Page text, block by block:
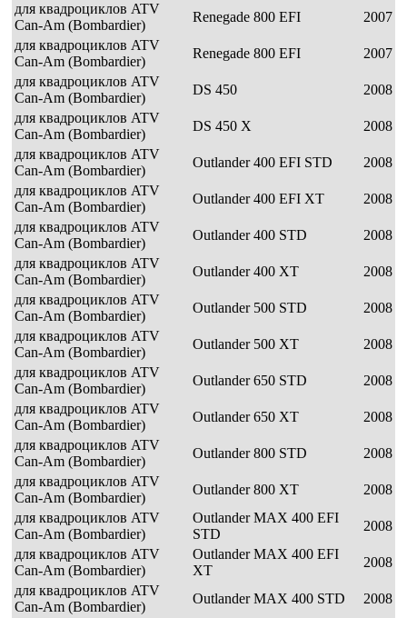
для квадроциклов ATV
Can-Am (Bombardier)
Renegade 800 EFI
2007
для квадроциклов ATV
Can-Am (Bombardier)
Renegade 800 EFI
2007
для квадроциклов ATV
Can-Am (Bombardier)
DS 450
2008
для квадроциклов ATV
Can-Am (Bombardier)
DS 450 X
2008
для квадроциклов ATV
Can-Am (Bombardier)
Outlander 400 EFI STD
2008
для квадроциклов ATV
Can-Am (Bombardier)
Outlander 400 EFI XT
2008
для квадроциклов ATV
Can-Am (Bombardier)
Outlander 400 STD
2008
для квадроциклов ATV
Can-Am (Bombardier)
Outlander 400 XT
2008
для квадроциклов ATV
Can-Am (Bombardier)
Outlander 500 STD
2008
для квадроциклов ATV
Can-Am (Bombardier)
Outlander 500 XT
2008
для квадроциклов ATV
Can-Am (Bombardier)
Outlander 650 STD
2008
для квадроциклов ATV
Can-Am (Bombardier)
Outlander 650 XT
2008
для квадроциклов ATV
Can-Am (Bombardier)
Outlander 800 STD
2008
для квадроциклов ATV
Can-Am (Bombardier)
Outlander 800 XT
2008
для квадроциклов ATV
Can-Am (Bombardier)
Outlander MAX 400 EFI
STD
2008
для квадроциклов ATV
Can-Am (Bombardier)
Outlander MAX 400 EFI
XT
2008
для квадроциклов ATV
Can-Am (Bombardier)
Outlander MAX 400 STD
2008